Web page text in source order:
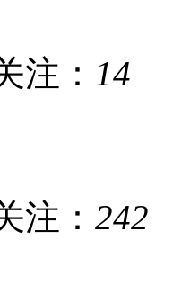
注： 14
： 242